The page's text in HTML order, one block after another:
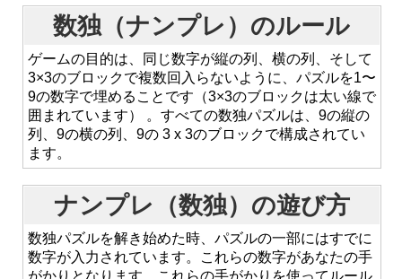
数独（ナンプレ）のルール
ゲームの目的は、同じ数字が縦の列、横の列、そして
3×3のブロックで複数回入らないように、パズルを1〜
9の数字で埋めることです（3×3のブロックは太い線で
囲まれています） 。すべての数独パズルは、9の縦の
列、9の横の列、9の 3 x 3のブロックで構成されてい
ます。
ナンプレ（数独）の遊び方
数独パズルを解き始めた時、パズルの一部にはすでに
数字が入力されています。これらの数字があなたの手
がかりとなります。これらの手がかりを使ってルール